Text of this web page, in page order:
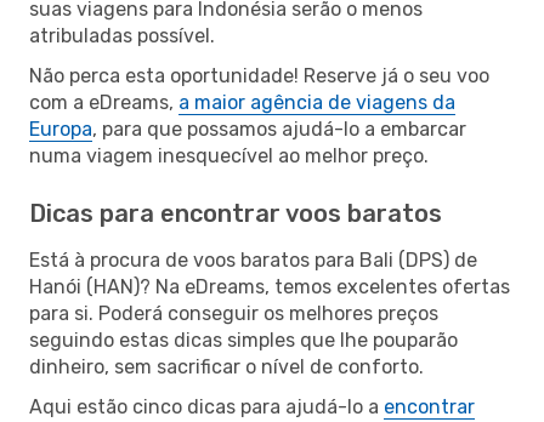
suas viagens para Indonésia serão o menos
atribuladas possível.
Não perca esta oportunidade! Reserve já o seu voo
com a eDreams, a maior agência de viagens da
Europa, para que possamos ajudá-lo a embarcar
numa viagem inesquecível ao melhor preço.
Dicas para encontrar voos baratos
Está à procura de voos baratos para Bali (DPS) de
Hanói (HAN)? Na eDreams, temos excelentes ofertas
para si. Poderá conseguir os melhores preços
seguindo estas dicas simples que lhe pouparão
dinheiro, sem sacrificar o nível de conforto.
Aqui estão cinco dicas para ajudá-lo a encontrar